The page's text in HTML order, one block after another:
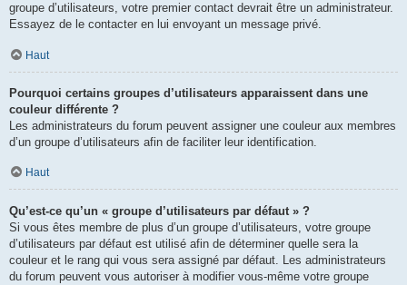
groupe d’utilisateurs, votre premier contact devrait être un administrateur.
Essayez de le contacter en lui envoyant un message privé.
Haut
Pourquoi certains groupes d’utilisateurs apparaissent dans une
couleur différente ?
Les administrateurs du forum peuvent assigner une couleur aux membres
d’un groupe d’utilisateurs afin de faciliter leur identification.
Haut
Qu’est-ce qu’un « groupe d’utilisateurs par défaut » ?
Si vous êtes membre de plus d’un groupe d’utilisateurs, votre groupe
d’utilisateurs par défaut est utilisé afin de déterminer quelle sera la
couleur et le rang qui vous sera assigné par défaut. Les administrateurs
du forum peuvent vous autoriser à modifier vous-même votre groupe